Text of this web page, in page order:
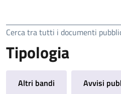
Cerca tra tutti i documenti
Tipologia
Altri bandi Avvisi